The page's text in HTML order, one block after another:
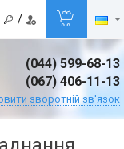
/
(044) 599-68-13
(067) 406-11-13
зворотній зв'язок